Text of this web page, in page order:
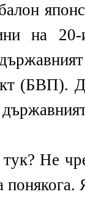
на
(БВП).
Не